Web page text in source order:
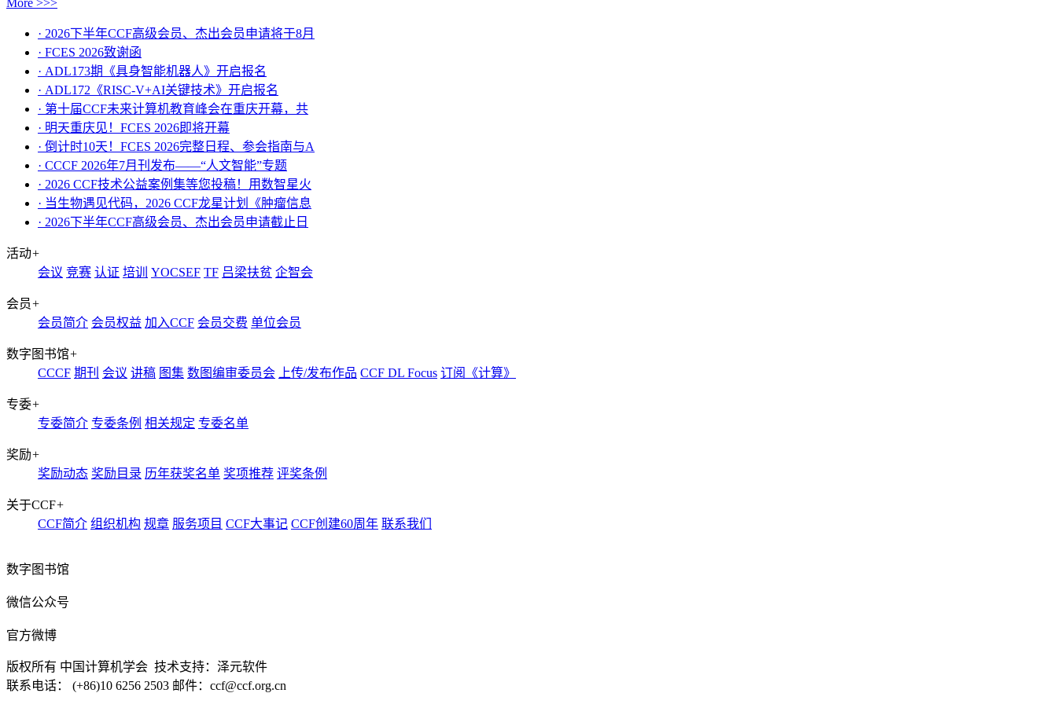
· 2026下半年CCF高级会员、杰出会员申请将于8月
· FCES 2026致谢函
· ADL173期《具身智能机器人》开启报名
· ADL172《RISC-V+AI关键技术》开启报名
· 第十届CCF未来计算机教育峰会在重庆开幕，共
· ​明天重庆见！FCES 2026即将开幕
· 倒计时10天！FCES 2026完整日程、参会指南与A
· CCCF 2026年7月刊发布——“人文智能”专题
· 2026 CCF技术公益案例集等您投稿！用数智星火
· 当生物遇见代码，2026 CCF龙星计划《肿瘤信息
· 2026下半年CCF高级会员、杰出会员申请截止日
活动+
会议 竞赛 认证 培训 YOCSEF TF 吕梁扶贫 企智会
会员+
会员简介 会员权益 加入CCF 会员交费 单位会员
数字图书馆+
CCCF 期刊 会议 讲稿 图集 数图编审委员会 上传/发布作品 CCF DL Focus 订阅《计算》
专委+
专委简介 专委条例 相关规定 专委名单
奖励+
奖励动态 奖励目录 历年获奖名单 奖项推荐 评奖条例
关于CCF+
CCF简介 组织机构 规章 服务项目 CCF大事记 CCF创建60周年 联系我们
数字图书馆
微信公众号
官方微博
版权所有 中国计算机学会 技术支持：泽元软件
联系电话： (+86)10 6256 2503 邮件：ccf@ccf.org.cn